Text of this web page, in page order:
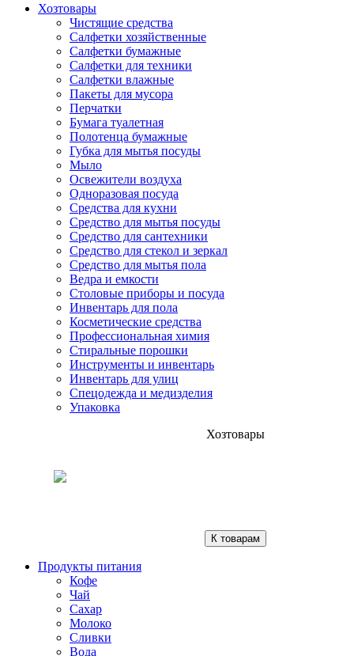
Хозтовары
Чистящие средства
Салфетки хозяйственные
Салфетки бумажные
Салфетки для техники
Салфетки влажные
Пакеты для мусора
Перчатки
Бумага туалетная
Полотенца бумажные
Губка для мытья посуды
Мыло
Освежители воздуха
Одноразовая посуда
Средства для кухни
Средство для мытья посуды
Средство для сантехники
Средство для стекол и зеркал
Средство для мытья пола
Ведра и емкости
Столовые приборы и посуда
Инвентарь для пола
Косметические средства
Профессиональная химия
Стиральные порошки
Инструменты и инвентарь
Инвентарь для улиц
Спецодежда и медизделия
Упаковка
Хозтовары
К товарам
Продукты питания
Кофе
Чай
Сахар
Молоко
Сливки
Вода